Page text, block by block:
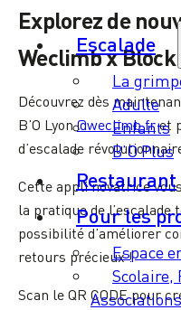
Escalade
La
Adulte
Enfants
B’O Plus
Restaurant
Pour les
Espace
Scolaire,
Associations
Explorez de
Weclimb x
Découvrez dès
B’O Lyon@weclimb.fret
d’escalade
Cette appli novatrice
la pratique de
possibilité d’améliorer
retours précieux !
Scan le QR CODE pour